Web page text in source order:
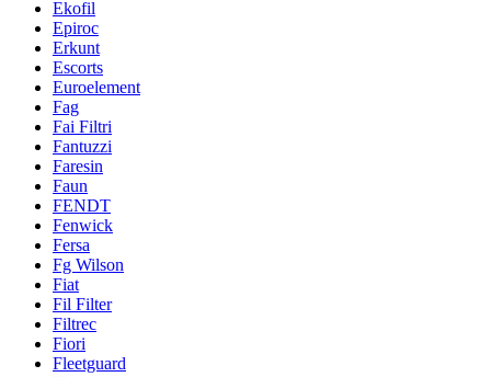
Ekofil
Epiroc
Erkunt
Escorts
Euroelement
Fag
Fai Filtri
Fantuzzi
Faresin
Faun
FENDT
Fenwick
Fersa
Fg Wilson
Fiat
Fil Filter
Filtrec
Fiori
Fleetguard